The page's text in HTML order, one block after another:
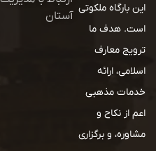
این بارگاه ملکوتی
است. هدف ما
ترویج معارف
اسلامی، ارائه
خدمات مذهبی
اعم از نکاح و
مشاوره، و برگزاری
آستان